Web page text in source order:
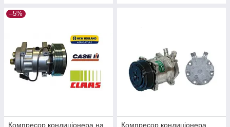
–5%
Компресор кондиціонера на
Компресор кондиціонера